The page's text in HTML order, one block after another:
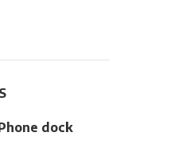
dock